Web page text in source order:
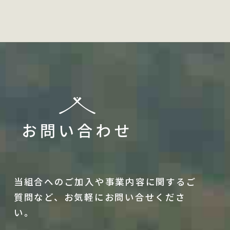
お問い合わせ
当組合へのご加入や事業内容に関するご
質問など、 お気軽にお問い合せくださ
い。